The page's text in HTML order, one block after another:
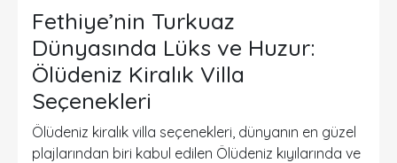
Fethiye’nin Turkuaz
Dünyasında Lüks ve Huzur:
Ölüdeniz Kiralık Villa
Seçenekleri
Ölüdeniz kiralık villa seçenekleri, dünyanın en güzel
plajlarından biri kabul edilen Ölüdeniz kıyılarında ve